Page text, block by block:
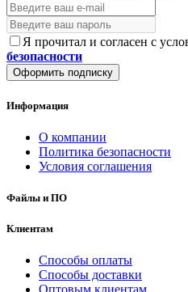
Я прочитал и согласен с
безопасности
Оформить подписку
Информация
О компании
Политика безопасности
Условия соглашения
Файлы и ПО
Клиентам
Способы оплаты
Способы доставки